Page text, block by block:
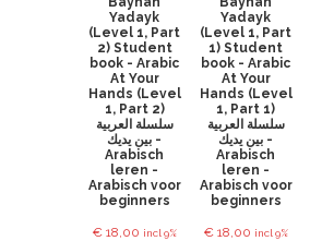
Yadayk
(Level 1, Part
2) Student
book - Arabic
At Your
Hands (Level
1, Part 2)
سلسلة العربية
بين يديك -
Arabisch
leren -
Arabisch voor
beginners
€18,00 incl 9%
Yadayk
(Level 1, Part
1) Student
book - Arabic
At Your
Hands (Level
1, Part 1)
سلسلة العربية
بين يديك -
Arabisch
leren -
Arabisch voor
beginners
€18,00 incl 9%